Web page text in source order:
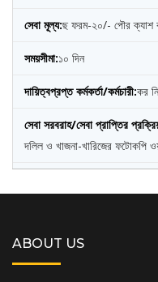
ছ ফরম-২০/- পৌর ক্যাশ
১০ দিন
কর
দলিল ও খাজনা-খারিজের ফটোকপি
ABOUT US